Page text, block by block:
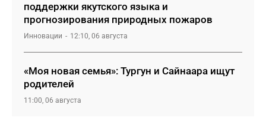
поддержки якутского языка и
прогнозирования природных пожаров
Инновации 12:10, 06 августа
«Моя новая семья»: Тургун и Сайнаара ищут
родителей
11:00, 06 августа